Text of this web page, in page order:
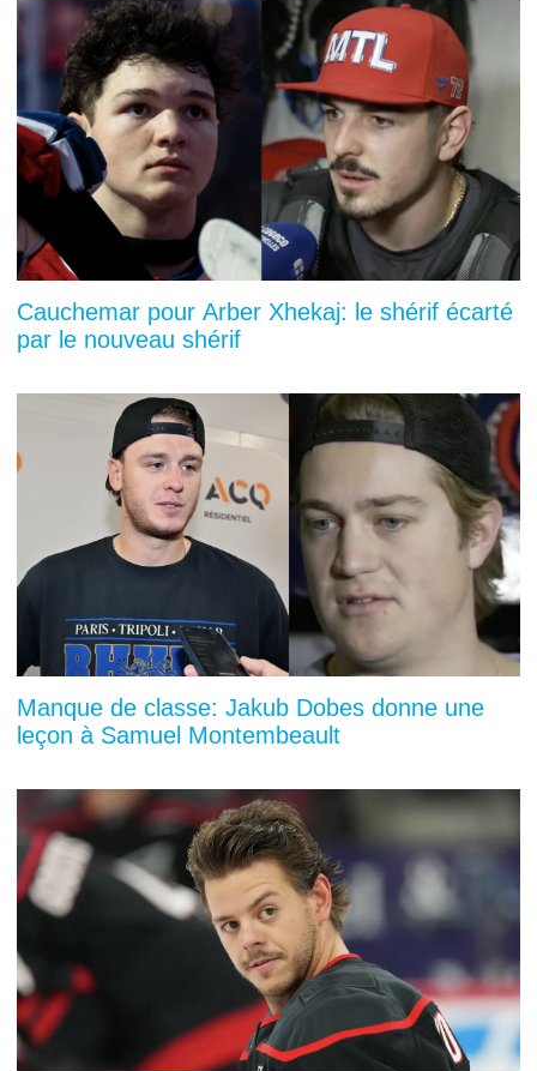
Cauchemar pour Arber Xhekaj: le shérif écarté
par le nouveau shérif
Manque de classe: Jakub Dobes donne une
leçon à Samuel Montembeault